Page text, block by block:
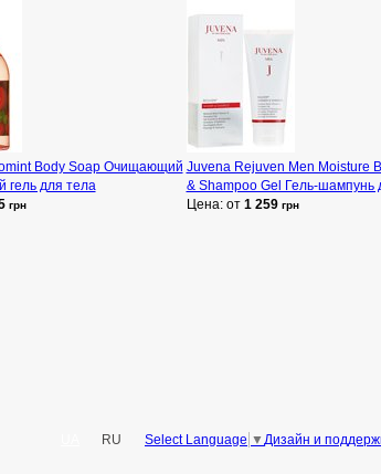
Body Soap Очищающий
гель для тела
грн
Juvena Rejuven Men Moisture
& Shampoo Gel Гель-шампунь
Цена: от 1 259 грн
Дизайн и
Select Language ▼
RU